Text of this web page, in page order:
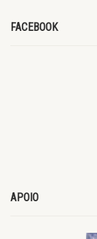
FACEBOOK
APOIO